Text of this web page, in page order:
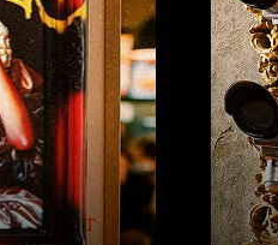
процесс:
тканей